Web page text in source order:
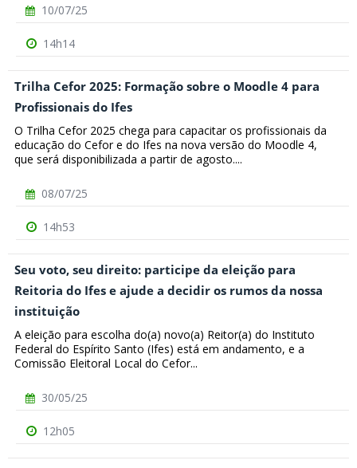
10/07/25
14h14
Trilha Cefor 2025: Formação sobre o Moodle 4 para
Profissionais do Ifes
O Trilha Cefor 2025 chega para capacitar os profissionais da
educação do Cefor e do Ifes na nova versão do Moodle 4,
que será disponibilizada a partir de agosto....
08/07/25
14h53
Seu voto, seu direito: participe da eleição para
Reitoria do Ifes e ajude a decidir os rumos da nossa
instituição
A eleição para escolha do(a) novo(a) Reitor(a) do Instituto
Federal do Espírito Santo (Ifes) está em andamento, e a
Comissão Eleitoral Local do Cefor...
30/05/25
12h05